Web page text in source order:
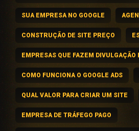
SUA EMPRESA NO GOOGLE
CONSTRUÇÃO DE SITE PREÇO
EMPRESAS QUE FAZEM DIVULGAÇÃO
COMO FUNCIONA O GOOGLE ADS
QUAL VALOR PARA CRIAR UM SITE
EMPRESA DE TRÁFEGO PAGO